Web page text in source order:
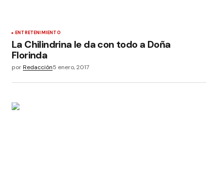
ENTRETENIMIENTO
La Chilindrina le da con todo a Doña
Florinda
porRedacción5 enero, 2017